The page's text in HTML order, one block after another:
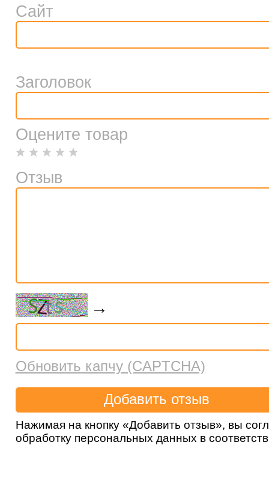
Сайт
Заголовок
Оцените товар
Отзыв
→
Обновить капчу (CAPTCHA)
Нажимая на кнопку «Добавить отзыв», вы
обработку персональных данных в